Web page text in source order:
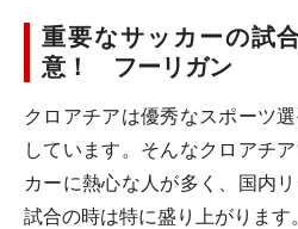
重要なサッカーの試
意！ フーリガン
クロアチアは優秀なスポーツ
しています。そんなクロアチ
カーに熱心な人が多く、国内
試合の時は特に盛り上がります。